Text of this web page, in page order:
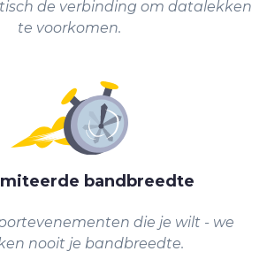
de verbinding om datalekken
te voorkomen.
bandbreedte
die je wilt - we
nooit je bandbreedte.